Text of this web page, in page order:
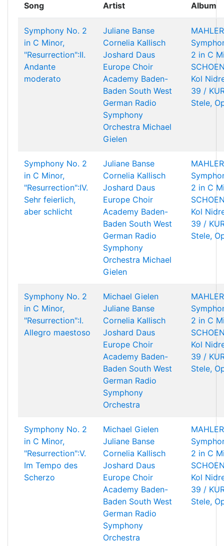
Song Artist Album
Symphony No. 2
in C Minor,
"Resurrection":II.
Andante
moderato
Juliane Banse
Cornelia Kallisch
Joshard Daus
Europe Choir
Academy Baden-
Baden South West
German Radio
Symphony
Orchestra Michael
Gielen
2 in C
Kol
39 /
Stele,
Symphony No. 2
in C Minor,
"Resurrection":IV.
Sehr feierlich,
aber schlicht
Juliane Banse
Cornelia Kallisch
Joshard Daus
Europe Choir
Academy Baden-
Baden South West
German Radio
Symphony
Orchestra Michael
Gielen
2 in C
Kol
39 /
Stele,
Symphony No. 2
in C Minor,
"Resurrection":I.
Allegro maestoso
Michael Gielen
Juliane Banse
Cornelia Kallisch
Joshard Daus
Europe Choir
Academy Baden-
Baden South West
German Radio
Symphony
Orchestra
2 in C
Kol
39 /
Stele,
Symphony No. 2
in C Minor,
"Resurrection":V.
Im Tempo des
Scherzo
Michael Gielen
Juliane Banse
Cornelia Kallisch
Joshard Daus
Europe Choir
Academy Baden-
Baden South West
German Radio
Symphony
Orchestra
2 in C
Kol
39 /
Stele,